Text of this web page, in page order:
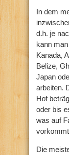
In dem
d.h. je
kann
Kanada,
Belize,
Japan
arbeiten.
Hof
oder bis
was auf
Die